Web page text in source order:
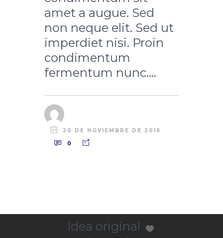
amet a augue. Sed
non neque elit. Sed ut
imperdiet nisi. Proin
condimentum
fermentum nunc....
20 DE NOVIEMBRE DE 2016
0
Idea original